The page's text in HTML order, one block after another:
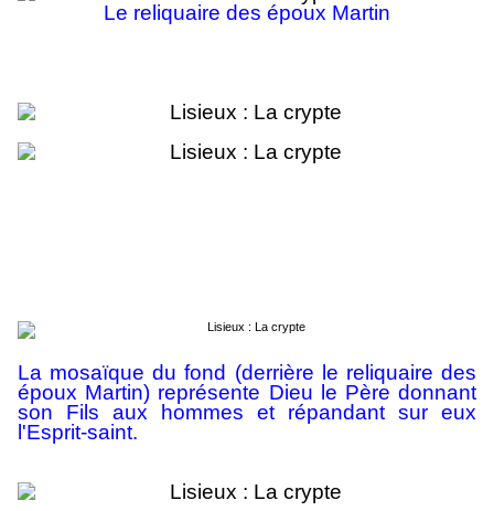
Le reliquaire des époux Martin
La mosaïque du fond (derrière le reliquaire des
époux Martin) représente Dieu le Père donnant
son Fils aux hommes et répandant sur eux
l'Esprit-saint.